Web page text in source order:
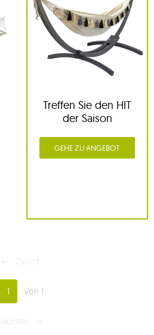
Treffen Sie den HIT
der Saison
GEHE ZU ANGEBOT
1 von 1